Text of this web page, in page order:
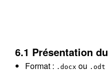
6.1 Présentation
Format : .docx ou .odt